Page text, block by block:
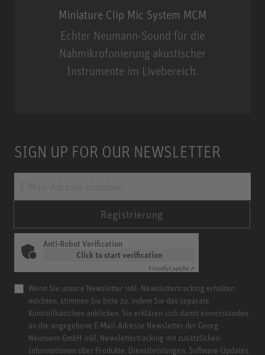
Miniature Clip Mic System MCM
Echter Neumann-Sound für die
Nahmikrofonierung akustischer
Instrumente im Livebereich.
SIGN UP FOR OUR NEWSLETTER
Registrierung
Anti-Robot Verification
Click to start verification
FriendlyCaptcha ⇗
Wenn Sie unsere Newsletter inkl. Newslettertracking erhalten
möchten, stimmen Sie bitte zu, indem Sie das separate
Kontrollkästchen anklicken. Sie erklären sich damit einverstanden,
an die angegebene E-Mail-Adresse Newsletter der Georg
Neumann GmbH inkl. Newslettertracking mit zusätzlichen
Informationen über Produkte, Dienstleistungen, Software-Updates,